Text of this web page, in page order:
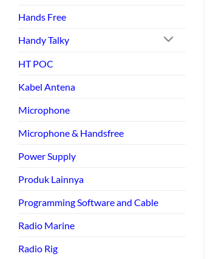
Hands Free
Handy Talky
HT POC
Kabel Antena
Microphone
Microphone & Handsfree
Power Supply
Produk Lainnya
Programming Software and Cable
Radio Marine
Radio Rig